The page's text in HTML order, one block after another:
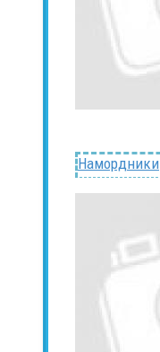
Намордники